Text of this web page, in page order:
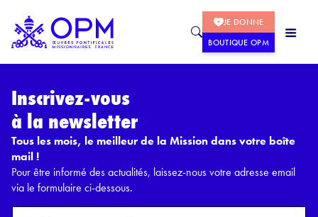
JE DONNE
BOUTIQUE OPM
Inscrivez-vous
à la newsletter
Tous les mois, le meilleur de la Mission dans votre boîte
mail !
Pour être informé des actualités, laissez-nous votre adresse email
via le formulaire ci-dessous.